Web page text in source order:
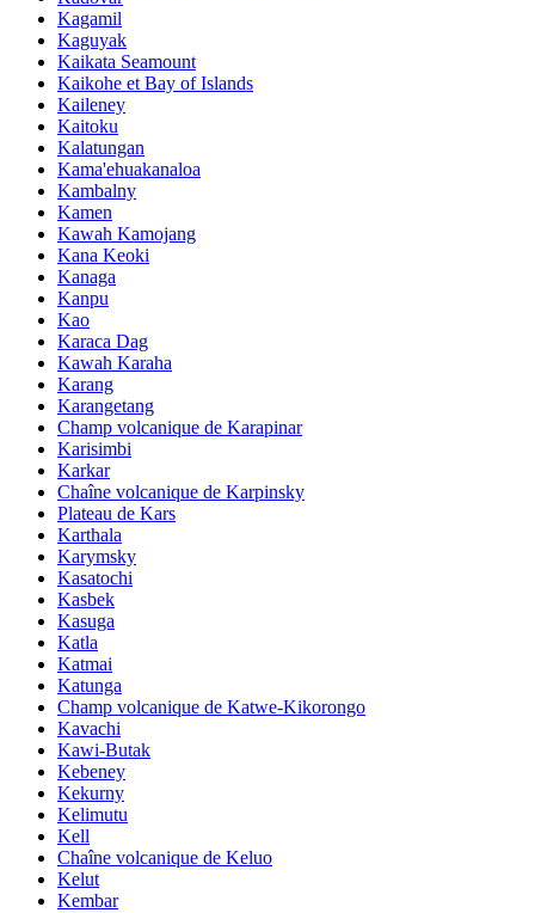
Kagamil
Kaguyak
Kaikata Seamount
Kaikohe et Bay of Islands
Kaileney
Kaitoku
Kalatungan
Kama'ehuakanaloa
Kambalny
Kamen
Kawah Kamojang
Kana Keoki
Kanaga
Kanpu
Kao
Karaca Dag
Kawah Karaha
Karang
Karangetang
Champ volcanique de Karapinar
Karisimbi
Karkar
Chaîne volcanique de Karpinsky
Plateau de Kars
Karthala
Karymsky
Kasatochi
Kasbek
Kasuga
Katla
Katmai
Katunga
Champ volcanique de Katwe-Kikorongo
Kavachi
Kawi-Butak
Kebeney
Kekurny
Kelimutu
Kell
Chaîne volcanique de Keluo
Kelut
Kembar